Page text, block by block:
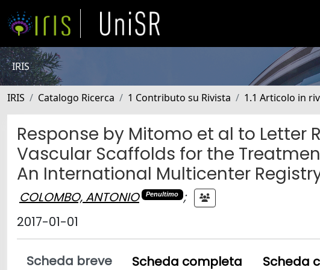
IRIS
IRIS Catalogo Ricerca 1 Contributo su Rivista 1.1 Articolo in
Response by Mitomo et al to Letter
Vascular Scaffolds for the
An International Multicenter
COLOMBO, ANTONIO Penultimo
;
2017-01-01
Scheda breve Scheda completa Scheda